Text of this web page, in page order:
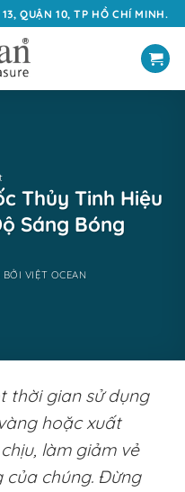
QUẬN 10, TP HỒ CHÍ MINH.
Thủy Tinh Hiệu
Sáng Bóng
BỞI VIỆT OCEAN
thời gian sử dụng
hoặc xuất
làm giảm vẻ
chúng. Đừng